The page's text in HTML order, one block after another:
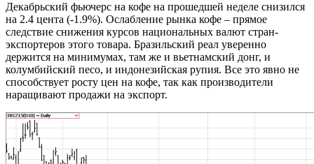
Декабрьский фьючерс на кофе на прошедшей неделе снизился
на 2.4 цента (-1.9%). Ослабление рынка кофе – прямое
следствие снижения курсов национальных валют стран-
экспортеров этого товара. Бразильский реал уверенно
держится на минимумах, там же и вьетнамский донг, и
колумбийский песо, и индонезийская рупия. Все это явно не
способствует росту цен на кофе, так как производители
наращивают продажи на экспорт.